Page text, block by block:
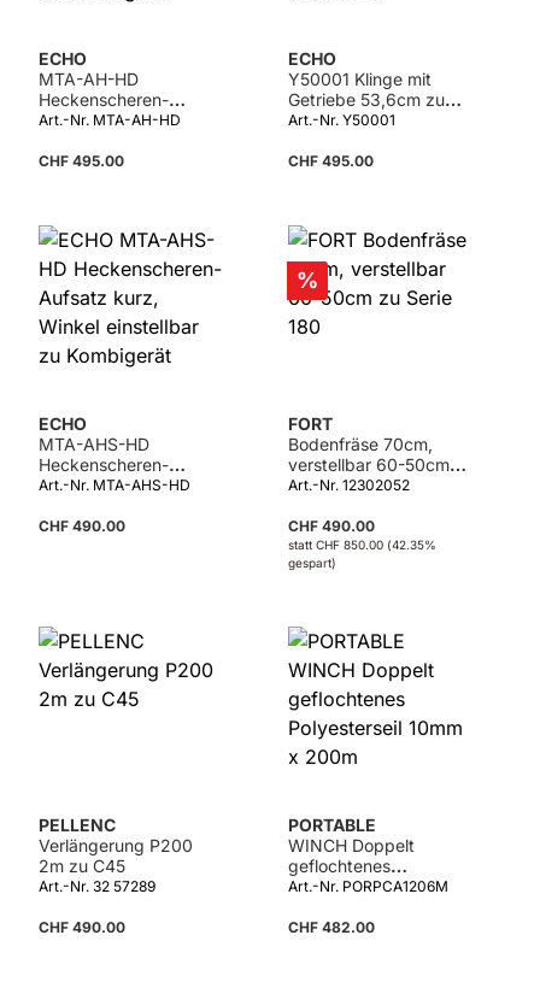
ECHO
MTA-AH-HD
Heckenscheren-
Aufsatz lang, Winkel
Kombigerät
Art.-Nr. MTA-AH-HD
CHF 495.00
ECHO
Y50001 Klinge mit
Getriebe 53,6cm zu
HCA-...HD, MTA-...HD
Art.-Nr. Y50001
CHF 495.00
ECHO
MTA-AHS-HD
Heckenscheren-
Aufsatz kurz, Winkel
Kombigerät
Art.-Nr. MTA-AHS-HD
CHF 490.00
Rabatt
%
FORT
Bodenfräse 70cm,
verstellbar 60-50cm
zu Serie 180
Art.-Nr. 12302052
CHF 490.00
statt CHF 850.00 (42.35%
gespart)
PELLENC
Verlängerung P200
2m zu C45
Art.-Nr. 32 57289
CHF 490.00
PORTABLE
WINCH Doppelt
geflochtenes
Polyesterseil 10mm x
Art.-Nr. PORPCA1206M
CHF 482.00